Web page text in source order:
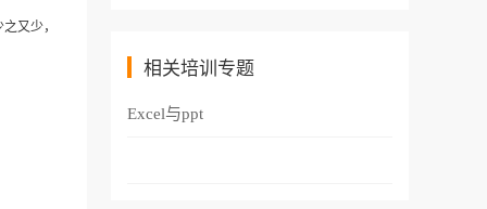
又少，
相关培训专题
Excel与ppt